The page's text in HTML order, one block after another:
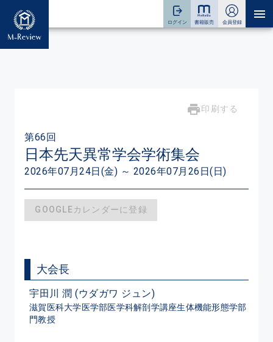
印刷する
第66回
日本先天異常学会学術集会
2026年07月24日(金) ～ 2026年07月26日(日)
GOOGLEカレンダーに登録
大会長
宇田川 潤 (ウダガワ ジュン)
滋賀医科大学医学部医学科解剖学講座生体機能形態学部
門教授